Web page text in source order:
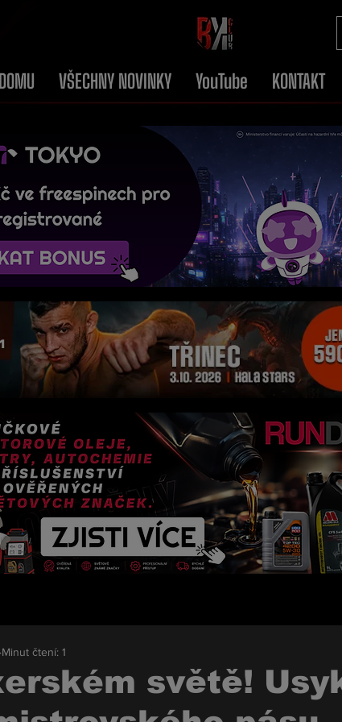
DOMU VŠECHNY NOVINKY YouTube KONTAKT
světě!
Minut čtení: 1